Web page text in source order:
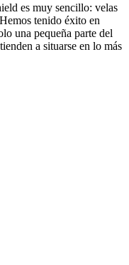
es muy sencillo: velas
tenido éxito en
una pequeña parte del
a situarse en lo más